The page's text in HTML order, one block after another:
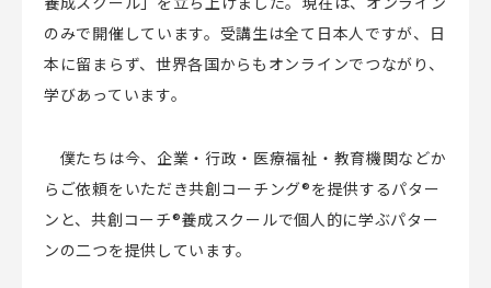
のみで開催しています。受講生は全て日本人ですが、日
本に留まらず、世界各国からもオンラインでつながり、
学びあっています。
僕たちは今、企業・行政・医療福祉・教育機関などか
らご依頼をいただき共創コーチング®を提供するパター
ンと、共創コーチ®養成スクールで個人的に学ぶパター
ンの二つを提供しています。